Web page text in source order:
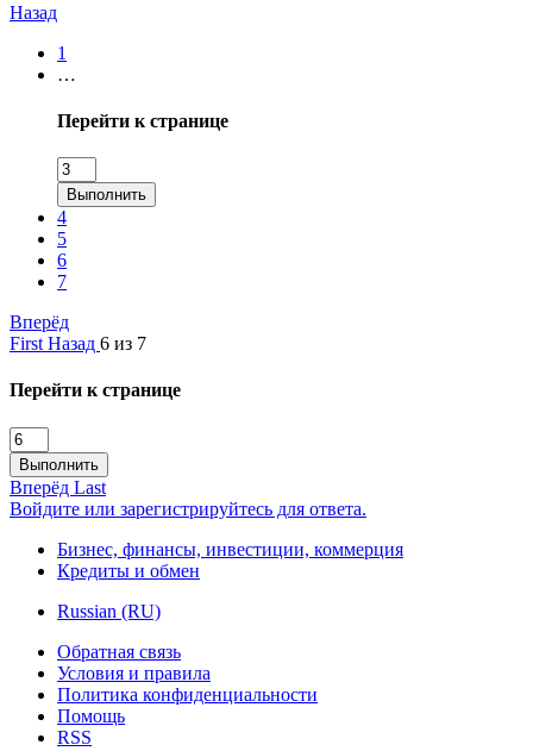
Назад
1
…
Перейти к странице
Выполнить
4
5
6
7
Вперёд
First Назад 6 из 7
Перейти к странице
Выполнить
Вперёд Last
Войдите или зарегистрируйтесь для ответа.
Бизнес, финансы, инвестиции, коммерция
Кредиты и обмен
Russian (RU)
Обратная связь
Условия и правила
Политика конфиденциальности
Помощь
RSS